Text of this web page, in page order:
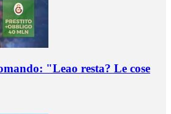
"Leao resta? Le cose